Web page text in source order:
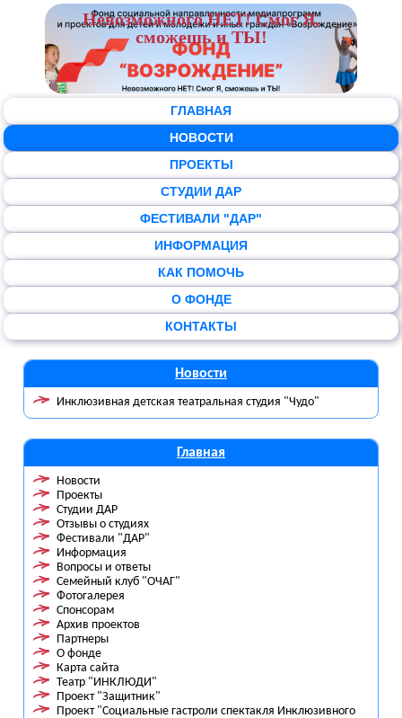
Невозможного НЕТ! Смог Я,
сможешь и ТЫ!
ГЛАВНАЯ
НОВОСТИ
ПРОЕКТЫ
СТУДИИ ДАР
ФЕСТИВАЛИ "ДАР"
ИНФОРМАЦИЯ
КАК ПОМОЧЬ
О ФОНДЕ
КОНТАКТЫ
Новости
Инклюзивная детская театральная студия "Чудо"
Главная
Новости
Проекты
Студии ДАР
Отзывы о студиях
Фестивали "ДАР"
Информация
Вопросы и ответы
Семейный клуб "ОЧАГ"
Фотогалерея
Спонсорам
Архив проектов
Партнеры
О фонде
Карта сайта
Театр "ИНКЛЮДИ"
Проект "Защитник"
Проект "Социальные гастроли спектакля Инклюзивного